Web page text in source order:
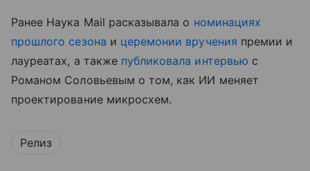
Ранее Наука Mail расказывала о номинациях
прошлого сезона и церемонии вручения премии и
лауреатах, а также публиковала интервью с
Романом Соловьевым о том, как ИИ меняет
проектирование микросхем.
Релиз